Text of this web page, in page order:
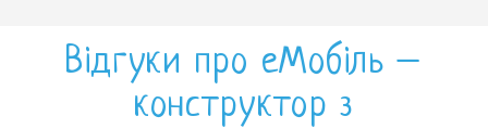
Відгуки про еМобіль –
конструктор з